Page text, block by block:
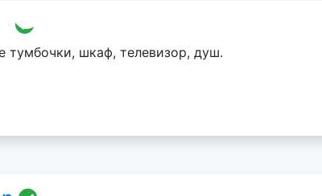
тумбочки, шкаф, телевизор, душ.